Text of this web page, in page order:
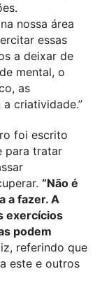
nossa área
essas
a deixar de
mental, o
as
criatividade.”
foi escrito
para tratar
“Não é
a fazer. A
exercícios
podem
referindo que
este e outros